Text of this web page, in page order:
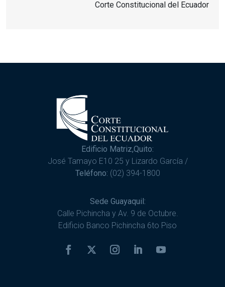
Corte Constitucional del Ecuador
Edificio Matriz,Quito:
José Tamayo E10 25 y Lizardo García /
Teléfono: (02) 394-1800
Sede Guayaquil:
Calle Pichincha y Av. 9 de Octubre.
Edificio Banco Pichincha 6to Piso